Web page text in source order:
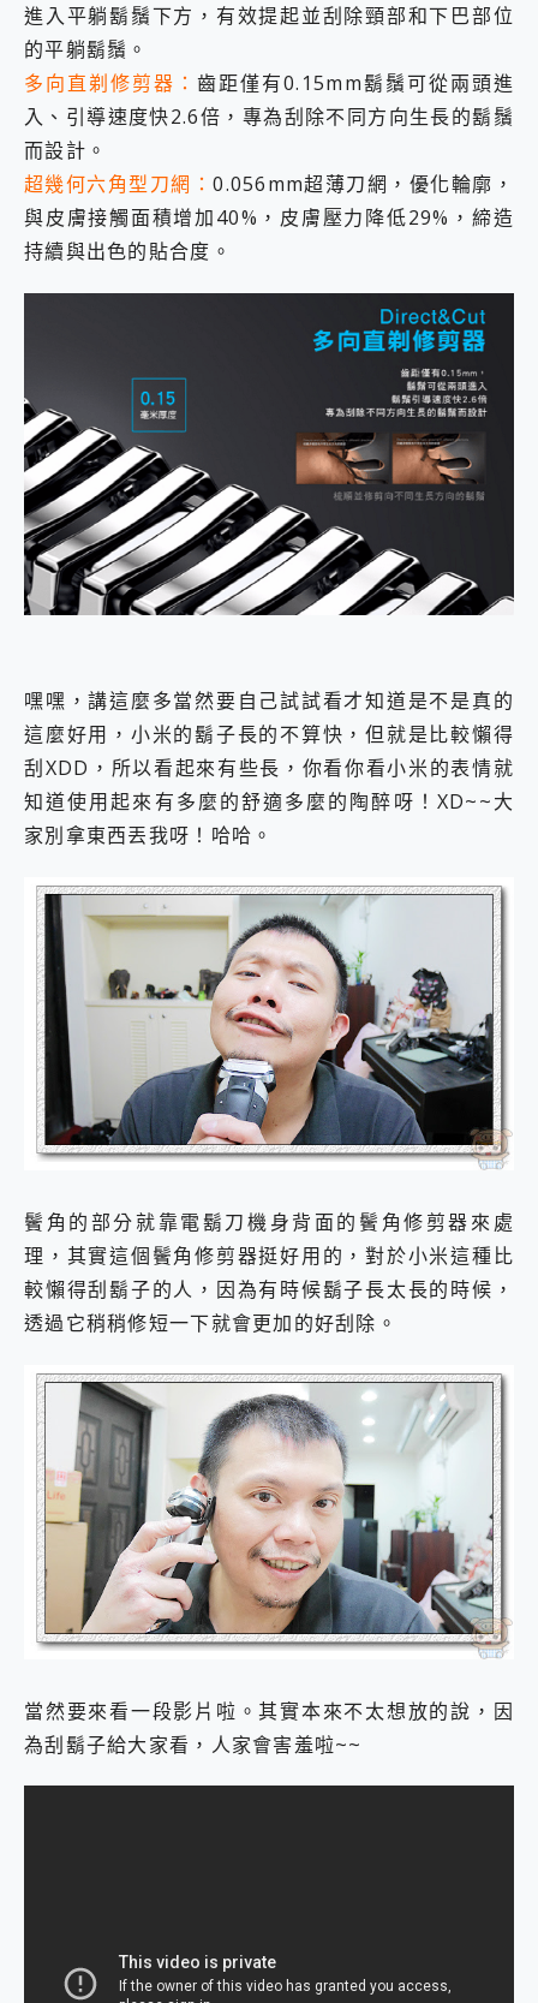
進入平躺鬍鬚下方，有效提起並刮除頸部和下巴部位
的平躺鬍鬚。
多向直剃修剪器：齒距僅有0.15mm鬍鬚可從兩頭進
入、引導速度快2.6倍，專為刮除不同方向生長的鬍鬚
而設計。
超幾何六角型刀網：0.056mm超薄刀網，優化輪廓，
與皮膚接觸面積增加40%，皮膚壓力降低29%，締造
持續與出色的貼合度。
嘿嘿，講這麼多當然要自己試試看才知道是不是真的
這麼好用，小米的鬍子長的不算快，但就是比較懶得
刮XDD，所以看起來有些長，你看你看小米的表情就
知道使用起來有多麼的舒適多麼的陶醉呀！XD~~大
家別拿東西丟我呀！哈哈。
鬢角的部分就靠電鬍刀機身背面的鬢角修剪器來處
理，其實這個鬢角修剪器挺好用的，對於小米這種比
較懶得刮鬍子的人，因為有時候鬍子長太長的時候，
透過它稍稍修短一下就會更加的好刮除。
當然要來看一段影片啦。其實本來不太想放的說，因
為刮鬍子給大家看，人家會害羞啦~~